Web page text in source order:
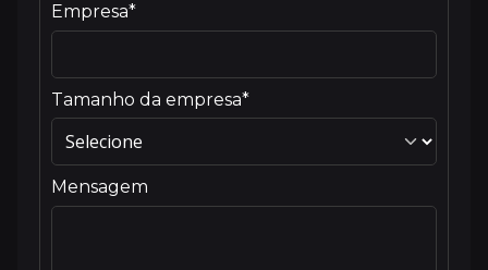
Empresa*
Tamanho da empresa*
Mensagem